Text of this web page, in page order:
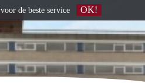
voor de beste service OK!